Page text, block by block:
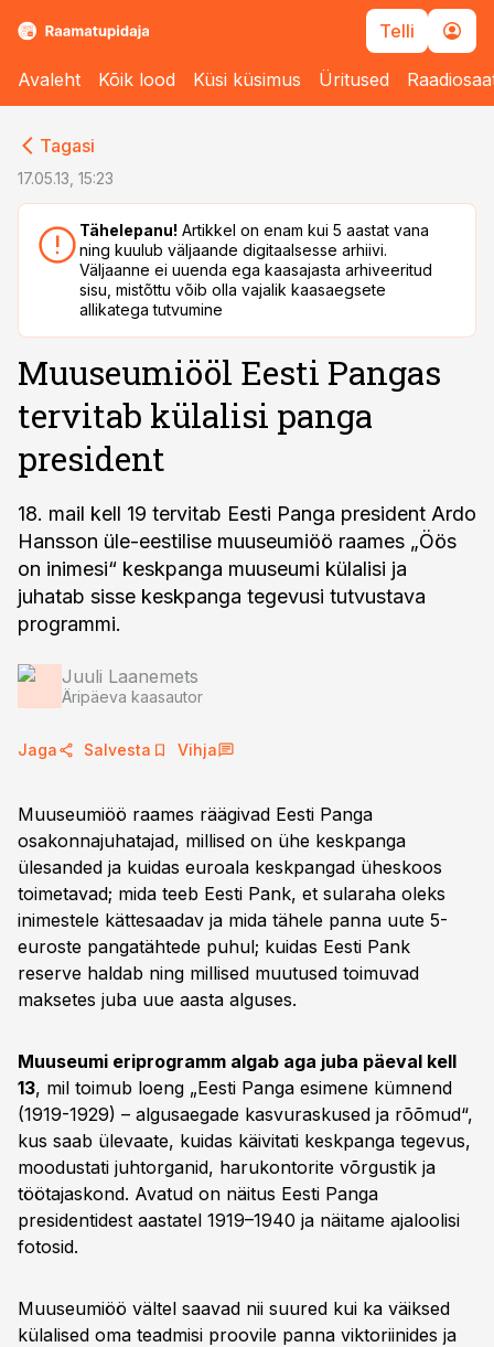
Telli
Avaleht Kõik lood Küsi küsimus Üritused
Tagasi
17.05.13, 15:23
Tähelepanu! Artikkel on enam kui 5 aastat vana
ning kuulub väljaande digitaalsesse arhiivi.
Väljaanne ei uuenda ega kaasajasta arhiveeritud
sisu, mistõttu võib olla vajalik kaasaegsete
allikatega tutvumine
Muuseumiööl Eesti Pangas
tervitab külalisi panga
president
18. mail kell 19 tervitab Eesti Panga president Ardo
Hansson üle-eestilise muuseumiöö raames „Öös
on inimesi“ keskpanga muuseumi külalisi ja
juhatab sisse keskpanga tegevusi tutvustava
programmi.
Juuli Laanemets
Äripäeva kaasautor
Jaga Salvesta Vihja
Muuseumiöö raames räägivad Eesti Panga
osakonnajuhatajad, millised on ühe keskpanga
ülesanded ja kuidas euroala keskpangad üheskoos
toimetavad; mida teeb Eesti Pank, et sularaha oleks
inimestele kättesaadav ja mida tähele panna uute 5-
euroste pangatähtede puhul; kuidas Eesti Pank
reserve haldab ning millised muutused toimuvad
maksetes juba uue aasta alguses.
Muuseumi eriprogramm algab aga juba päeval kell
13, mil toimub loeng „Eesti Panga esimene kümnend
(1919-1929) – algusaegade kasvuraskused ja rõõmud“,
kus saab ülevaate, kuidas käivitati keskpanga tegevus,
moodustati juhtorganid, harukontorite võrgustik ja
töötajaskond. Avatud on näitus Eesti Panga
presidentidest aastatel 1919–1940 ja näitame ajaloolisi
fotosid.
Muuseumiöö vältel saavad nii suured kui ka väiksed
külalised oma teadmisi proovile panna viktoriinides ja